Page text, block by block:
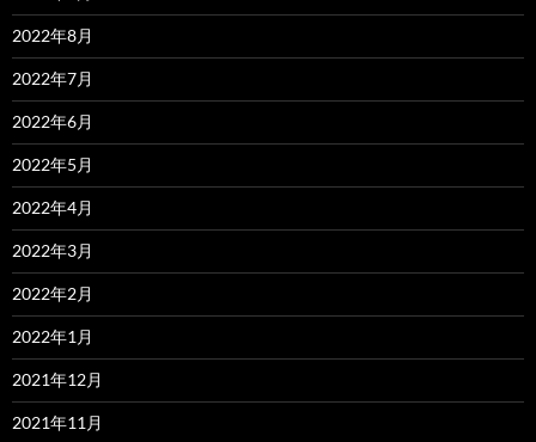
2022年8月
2022年7月
2022年6月
2022年5月
2022年4月
2022年3月
2022年2月
2022年1月
2021年12月
2021年11月